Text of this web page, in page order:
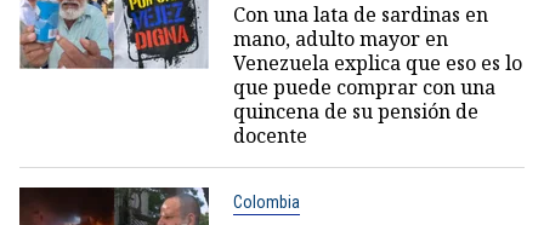
Con una lata de sardinas en
mano, adulto mayor en
Venezuela explica que eso es lo
que puede comprar con una
quincena de su pensión de
docente
Colombia